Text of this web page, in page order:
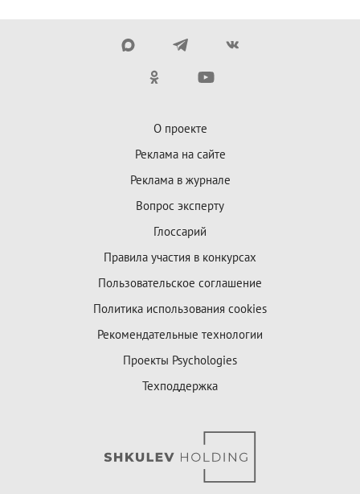
О проекте
Реклама на сайте
Реклама в журнале
Вопрос эксперту
Глоссарий
Правила участия в конкурсах
Пользовательское соглашение
Политика использования cookies
Рекомендательные технологии
Проекты Psychologies
Техподдержка